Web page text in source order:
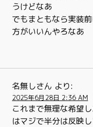
うけどなあ
でもまともなら実装
方がいいんやろなあ
名無しさん より:
2025年6月28日 2:36 AM
これまで無理な希望
はマジで半分は反映